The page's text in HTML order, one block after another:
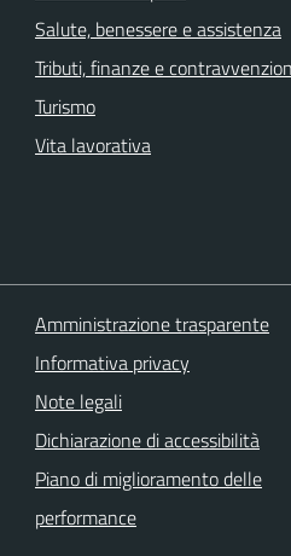
Salute, benessere e assistenza
Tributi, finanze e
Turismo
Vita lavorativa
Amministrazione trasparente
Informativa privacy
Note legali
Dichiarazione di accessibilità
Piano di miglioramento delle
performance